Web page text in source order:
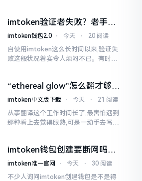
挺美观
imtoken验证老失败？老手教
你几招搞定
imtoken钱包2.0 ⋅ 今天 ⋅ 20 阅读
自使用imtoken这么长时间以来,验证失
败这般状况着实令人烦闷不已。有时急
至极点。
“ethereal glow”怎么翻才够味
儿？翻译圈老油条的私房话
imtoken中文版下载 ⋅ 今天 ⋅ 21 阅读
从事翻译这个工作时间长了,最害怕遇到
那种看上去觉得眼熟,可是一动手去写就
imtoken钱包创建要断网吗？
老玩家说说真实情况
imtoken唯一官网 ⋅ 今天 ⋅ 30 阅读
不少人询问imtoken创建钱包是不是得